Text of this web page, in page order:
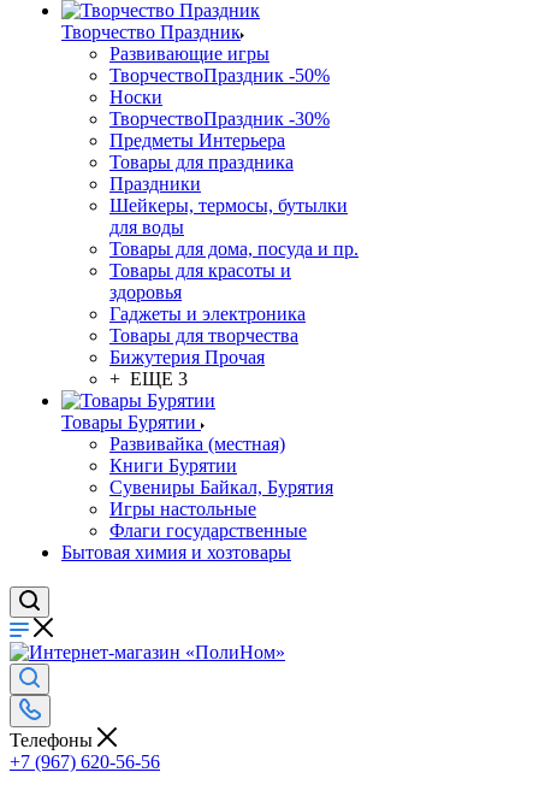
Творчество Праздник
Развивающие игры
ТворчествоПраздник -50%
Носки
ТворчествоПраздник -30%
Предметы Интерьера
Товары для праздника
Праздники
Шейкеры, термосы, бутылки
для воды
Товары для дома, посуда и пр.
Товары для красоты и
здоровья
Гаджеты и электроника
Товары для творчества
Бижутерия Прочая
+ ЕЩЕ 3
Товары Бурятии
Развивайка (местная)
Книги Бурятии
Сувениры Байкал, Бурятия
Игры настольные
Флаги государственные
Бытовая химия и хозтовары
Телефоны
+7 (967) 620-56-56